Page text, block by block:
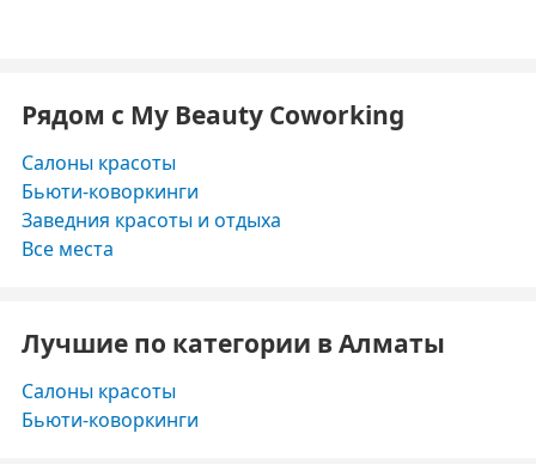
Рядом с My Beauty Coworking
Салоны красоты
Бьюти-коворкинги
Заведния красоты и отдыха
Все места
Лучшие по категории в Алматы
Салоны красоты
Бьюти-коворкинги